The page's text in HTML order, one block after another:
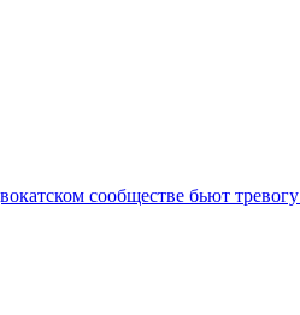
сообществе бьют